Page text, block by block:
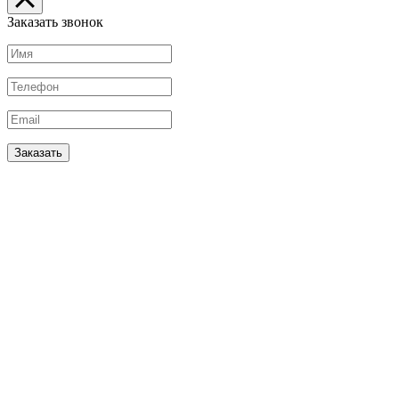
Заказать звонок